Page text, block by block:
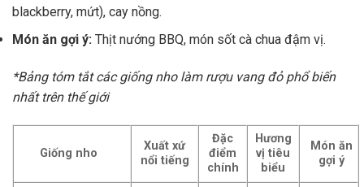
blackberry, mứt), cay nồng.
Món ăn gợi ý: Thịt nướng BBQ, món sốt cà chua đậm vị.
*Bảng tóm tắt các giống nho làm rượu vang đỏ phổ biến
nhất trên thế giới
Giống nho
Xuất xứ
nổi tiếng
Đặc
điểm
chính
Hương
vị tiêu
biểu
Món ăn
gợi ý